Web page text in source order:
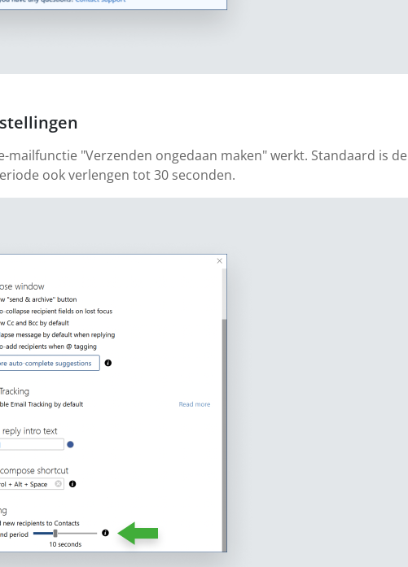
"Verzenden ongedaan maken" werkt. Standaard is de
ook verlengen tot 30 seconden.